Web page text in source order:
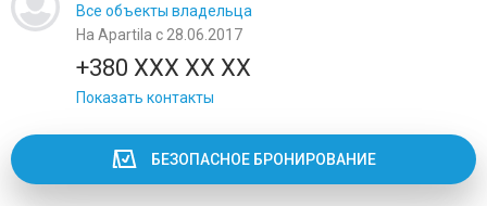
Все объекты владельца
На Apartila с 28.06.2017
+380 XXX XX XX
Показать контакты
БЕЗОПАСНОЕ БРОНИРОВАНИЕ